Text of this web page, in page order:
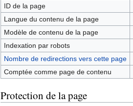
ID de la page
Langue du contenu de la page
Modèle de contenu de la page
Indexation par robots
Nombre de redirections vers cette page
Comptée comme page de contenu
Protection de la page